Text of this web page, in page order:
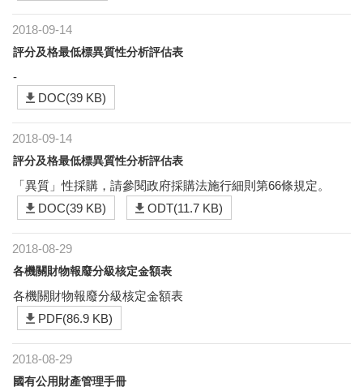
2018-09-14
評分及格最低標異質性分析評估表
-
DOC(39 KB)
2018-09-14
評分及格最低標異質性分析評估表
「異質」性採購，請參閱政府採購法施行細則第66條規定。
DOC(39 KB)
ODT(11.7 KB)
2018-08-29
各機關財物報廢分級核定金額表
各機關財物報廢分級核定金額表
PDF(86.9 KB)
2018-08-29
國有公用財產管理手冊